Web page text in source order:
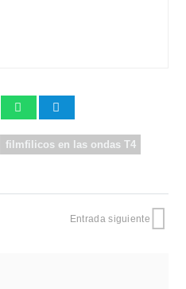
filmfilicos en las ondas T4
Entrada siguiente